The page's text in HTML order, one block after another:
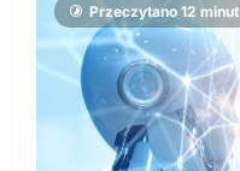
Przeczytano 12 minut